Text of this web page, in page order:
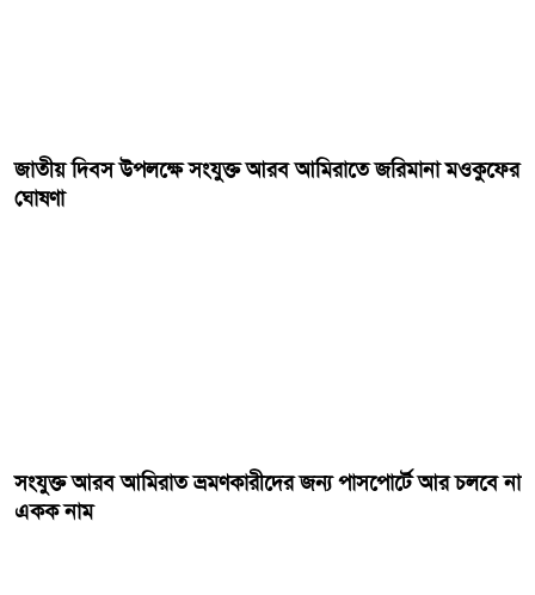
জাতীয় দিবস উপলক্ষে সংযুক্ত আরব আমিরাতে জরিমানা মওকুফের
ঘোষণা
সংযুক্ত আরব আমিরাত ভ্রমণকারীদের জন্য পাসপোর্টে আর চলবে না
একক নাম